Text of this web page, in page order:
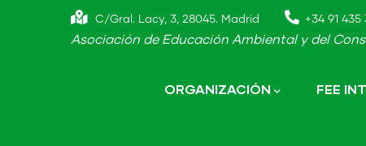
C/Gral. Lacy, 3, 28045. Madrid +34 91 435
Asociación de Educación Ambiental y del
navigation
ORGANIZACIÓN FEE